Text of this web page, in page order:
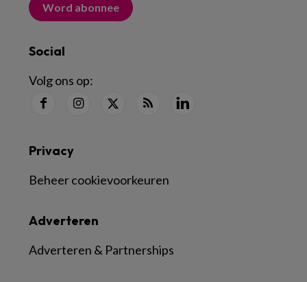
Word abonnee
Social
Volg ons op:
Adverteren
Adverteren & Partnerships
Privacy
Beheer cookievoorkeuren